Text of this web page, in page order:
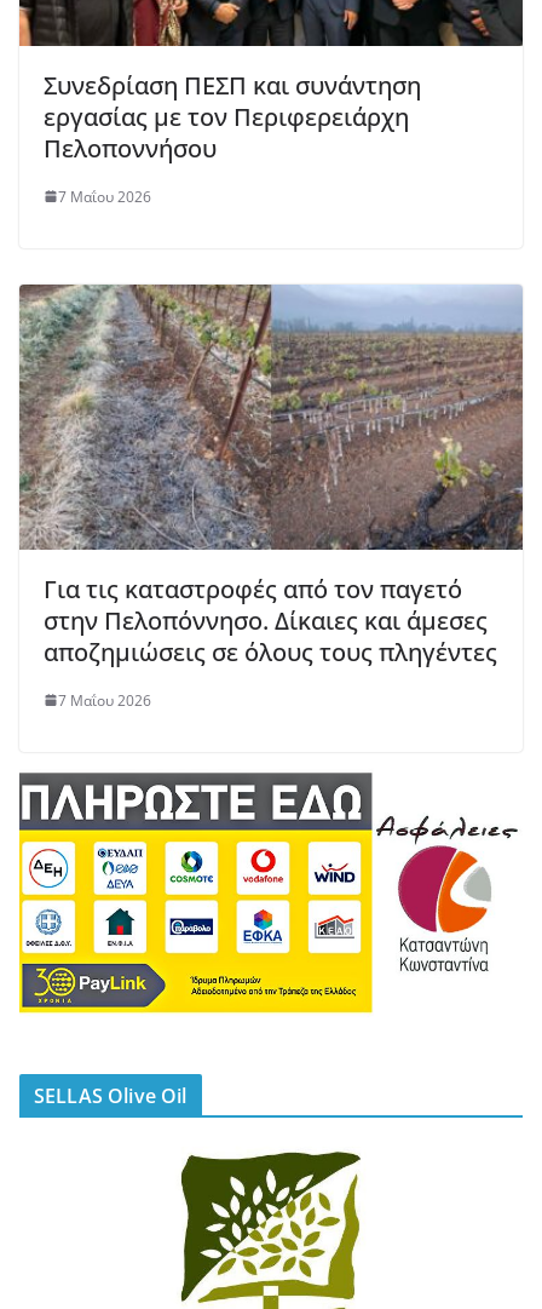
Συνεδρίαση ΠΕΣΠ και συνάντηση
εργασίας με τον Περιφερειάρχη
Πελοποννήσου
7 Μαΐου 2026
Για τις καταστροφές από τον παγετό
στην Πελοπόννησο. Δίκαιες και άμεσες
αποζημιώσεις σε όλους τους πληγέντες
7 Μαΐου 2026
SELLAS Olive Oil